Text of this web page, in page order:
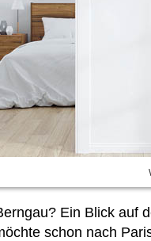
Ein Blick
schon nach